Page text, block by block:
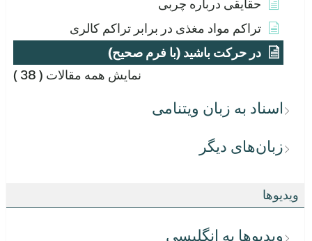
حقایقی درباره چربی
تراکم مواد مغذی در برابر تراکم کالری
در حرکت باشید (با فرم صحیح)
نمایش همه مقالات ( 38 )
اسناد به زبان ویتنامی
زبان‌های دیگر
ویدیوها
ویدیوها به انگلیسی